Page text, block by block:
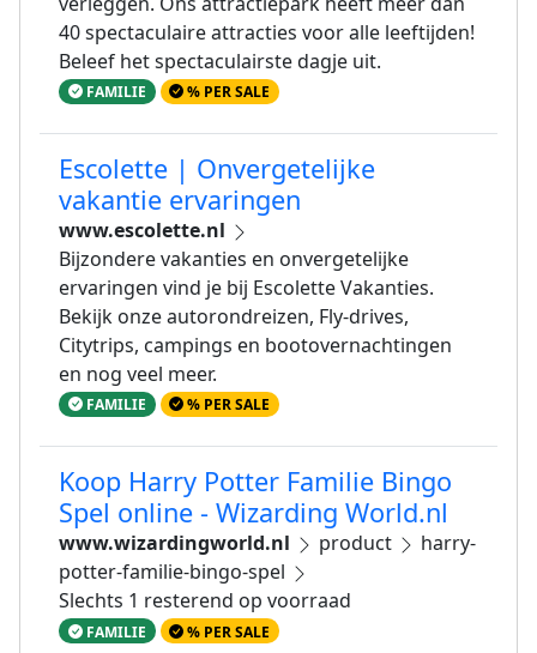
40 spectaculaire attracties voor alle leeftijden!
Beleef het spectaculairste dagje uit.
FAMILIE % PER SALE
Escolette | Onvergetelijke
vakantie ervaringen
www.escolette.nl
Bijzondere vakanties en onvergetelijke
ervaringen vind je bij Escolette Vakanties.
Bekijk onze autorondreizen, Fly-drives,
Citytrips, campings en bootovernachtingen
en nog veel meer.
FAMILIE % PER SALE
Koop Harry Potter Familie Bingo
Spel online - Wizarding World.nl
www.wizardingworld.nl product
harry-
potter-familie-bingo-spel
Slechts 1 resterend op voorraad
FAMILIE % PER SALE